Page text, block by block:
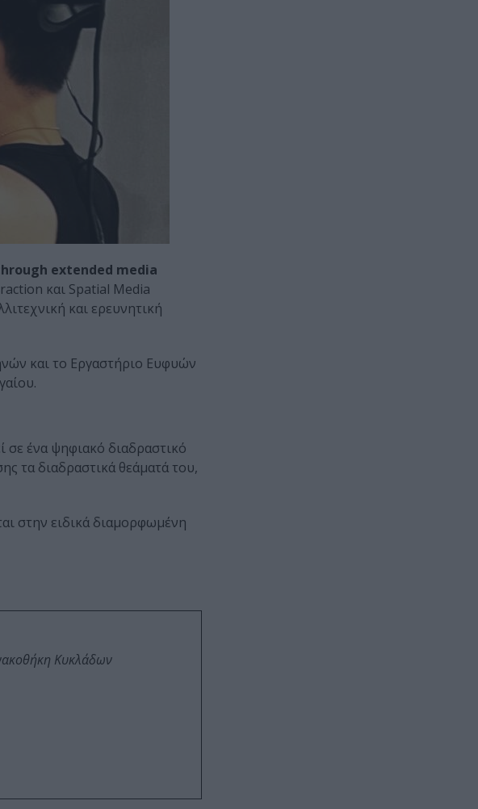
extended media
και Spatial Media
και ερευνητική
και το Εργαστήριο Ευφυών
σε ένα ψηφιακό διαδραστικό
τα διαδραστικά θεάματά του,
στην ειδικά διαμορφωμένη
Κυκλάδων